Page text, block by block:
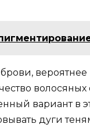
вероятнее
вариант в
дуги